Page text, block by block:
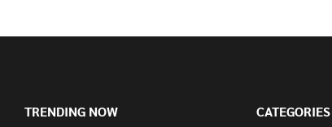
TRENDING NOW CATEGORIES